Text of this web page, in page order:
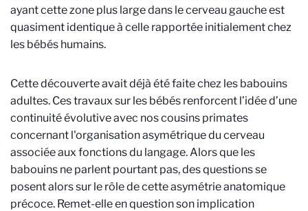
ayant cette zone plus large dans le cerveau gauche est
quasiment identique à celle rapportée initialement chez
les bébés humains.
Cette découverte avait déjà été faite chez les babouins
adultes. Ces travaux sur les bébés renforcent l’idée d’une
continuité évolutive avec nos cousins primates
concernant l'organisation asymétrique du cerveau
associée aux fonctions du langage. Alors que les
babouins ne parlent pourtant pas, des questions se
posent alors sur le rôle de cette asymétrie anatomique
précoce. Remet-elle en question son implication